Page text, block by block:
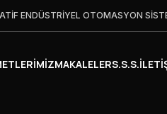
ENDÜSTRİYEL OTOMASYON
MAKALELERS.S.S.